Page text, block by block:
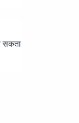
सकता